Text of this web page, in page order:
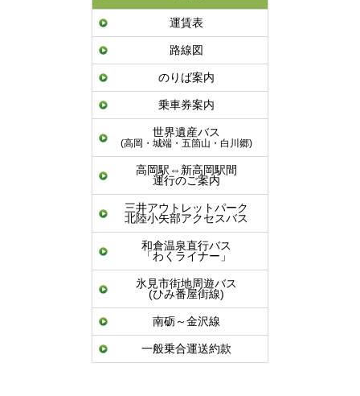
運賃表
路線図
のりば案内
乗車券案内
世界遺産バス
(高岡・城端・五箇山・白川郷)
高岡駅⇔新高岡駅間
運行のご案内
三井アウトレットパーク
北陸小矢部アクセスバス
和倉温泉直行バス
「わくライナー」
氷見市街地周遊バス
(ひみ番屋街線)
南砺～金沢線
一般乗合運送約款